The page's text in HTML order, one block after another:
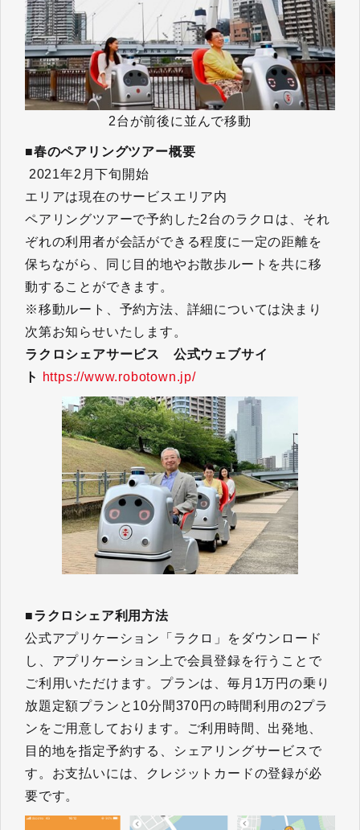
2台が前後に並んで移動
■春のペアリングツアー概要
2021年2月下旬開始
エリアは現在のサービスエリア内
ペアリングツアーで予約した2台のラクロは、それ
ぞれの利用者が会話ができる程度に一定の距離を
保ちながら、同じ目的地やお散歩ルートを共に移
動することができます。
※移動ルート、予約方法、詳細については決まり
次第お知らせいたします。
ラクロシェアサービス 公式ウェブサイ
ト
https://www.robotown.jp/
■ラクロシェア利用方法
公式アプリケーション「ラクロ」をダウンロード
し、アプリケーション上で会員登録を行うことで
ご利用いただけます。プランは、毎月1万円の乗り
放題定額プランと10分間370円の時間利用の2プラ
ンをご用意しております。ご利用時間、出発地、
目的地を指定予約する、シェアリングサービスで
す。お支払いには、クレジットカードの登録が必
要です。